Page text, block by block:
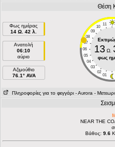
Θέση
Φως ημέρας
14 Ω. 42 λ.
Ανατολή
06:10
αύριο
Aζιμούθιο
76.1° AVA
11
10
09
08
07
06
05
04
03
02
01
13 Ω.
φως
Πληροφορίες για το φεγγάρι - Αυrora -
NEAR THE
Βάθος: 9.6